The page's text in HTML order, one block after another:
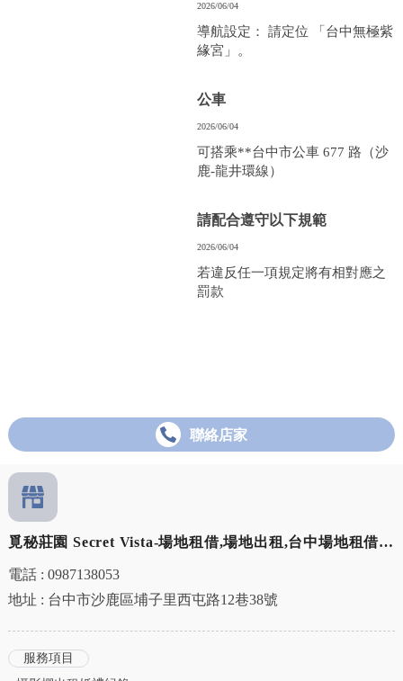
2026/06/04
導航設定： 請定位 「台中無極紫
緣宮」。
公車
2026/06/04
可搭乘**台中市公車 677 路（沙
鹿‑龍井環線）
請配合遵守以下規範
2026/06/04
若違反任一項規定將有相對應之
罰款
聯絡店家
覓秘莊園 Secret Vista-場地租借,場地出租,台中場地租借,
沙鹿場地出租
電話 : 0987138053
地址 : 台中市沙鹿區埔子里西屯路12巷38號
服務項目